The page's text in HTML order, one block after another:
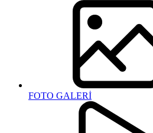
FOTO GALERİ